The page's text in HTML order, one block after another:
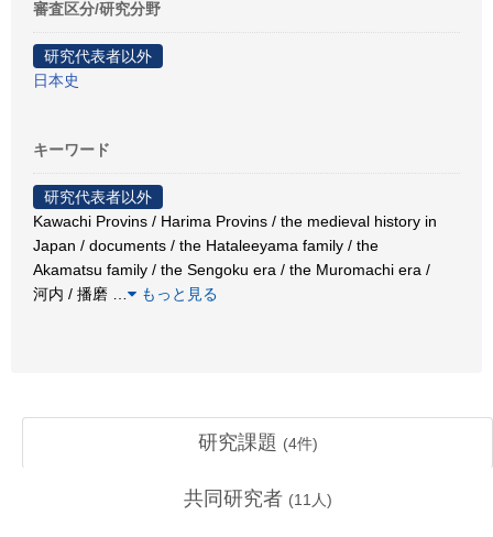
審査区分/研究分野
研究代表者以外
日本史
キーワード
研究代表者以外
Kawachi Provins / Harima Provins / the medieval history in
Japan / documents / the Hataleeyama family / the
Akamatsu family / the Sengoku era / the Muromachi era /
河内 / 播磨
もっと見る
研究課題 (4件)
共同研究者 (11 人)